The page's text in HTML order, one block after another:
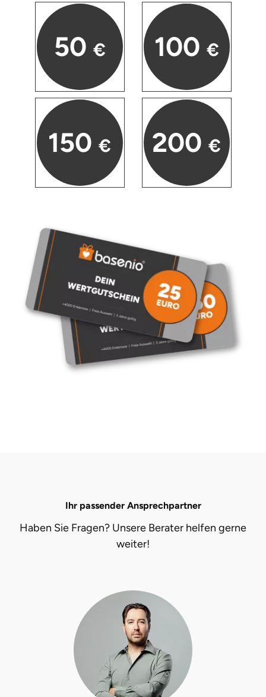
50 €
150 €
100 €
200 €
Ihr passender Ansprechpartner
Haben Sie Fragen? Unsere Berater helfen gerne
weiter!